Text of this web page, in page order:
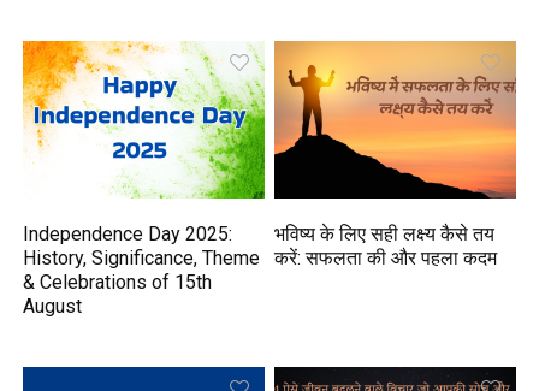
Independence Day 2025:
History, Significance, Theme
& Celebrations of 15th
August
भविष्य के लिए सही लक्ष्य कैसे तय
करें: सफलता की और पहला कदम